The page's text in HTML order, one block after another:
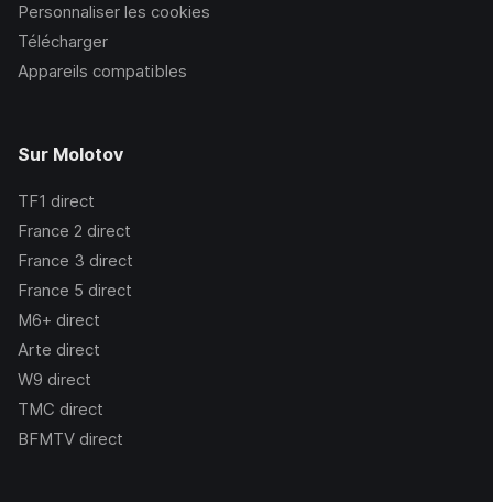
Personnaliser les cookies
Télécharger
Appareils compatibles
Sur Molotov
TF1 direct
France 2 direct
France 3 direct
France 5 direct
M6+ direct
Arte direct
W9 direct
TMC direct
BFMTV direct